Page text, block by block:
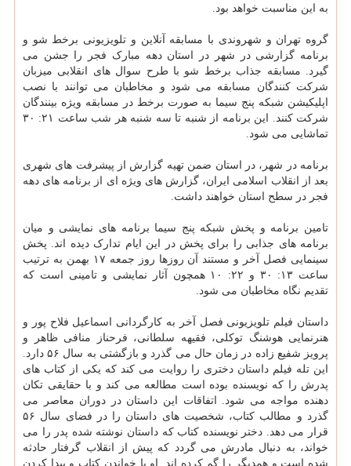
به این مناسبت خواهد بود.
گروه تهران و شهروندی با مسابقه آنلاین و تلویزیونی برخط شو و
برنامه گزارشی در شهر در استان دهه مبارک فجر را جشن می
گیرد. مسابقه جذاب برخط شو با طرح سوال های انقلابی میزبان
شرکت کنندگان مسابقه می شود و مخاطبان می توانند با نصب
اپلیکیشن شبکه پنج سیما به صورت برخط در مسابقه ویژه بینندگان
شرکت کنند. این برنامه از شنبه تا سه شنبه هر شب ساعت ۲۱: ۳۰
تماشایی می شود.
برنامه در شهر، در استان ضمن تهیه گزارش از پیشرفت های شهری
بعد از انقلاب اسلامی ایران، گزارش های ویژه ای از برنامه های دهه
فجر در سطح استان خواهند داشت.
تامین برنامه و پخش شبکه پنج سیما برنامه های نمایشی و میان
برنامه های جذابی را برای پخش در این ایام تدارک دیده اند. پخش
سینمایی فصل آخر و مستند آن روزها روز جمعه ۱۷ بهمن به ترتیب
ساعت ۱۳: ۳۰ و ۲۲: ۱۰ همچون آثار نمایشی و تامینی است که
تقدیم نگاه مخاطبان می شود.
داستان فیلم تلویزیونی فصل آخر به کارگردانی اسماعیل فلاح پور و
هنرنمایی هوشنگ توکلی، فقیهه سلطانی، فرحناز منافی ظاهر و
پرویز شفیع زاده در زمان حال می گذرد و بازگشتی به سال ۵۶ دارد.
این تله فیلم داستان دختری را روایت می کند که یکی از کتاب های
پدرش را که نویسنده بوده است مطالعه می کند و با حقایقی تکان
دهنده مواجه می شود. اتفاقات این داستان در دوران معاصر می
گذرد و مطالب کتاب، شخصیت های داستان را در فضای سال ۵۶
قرار می دهد. دختر نویسنده کتاب که داستان نوشته شده پدر را می
خواند، به دنبال مادرش می گردد که پیش از انقلاب گرفتار حادثه
شده است و همدیگر را گم کرده اند. او با خواندن کتاب و پیدا کردن